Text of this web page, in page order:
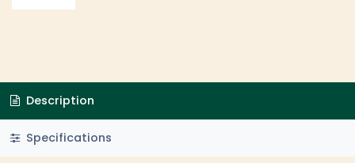
Description
Specifications